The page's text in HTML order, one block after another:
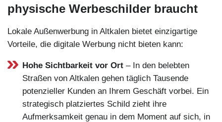
physische Werbeschilder braucht
Lokale Außenwerbung in Altkalen bietet einzigartige
Vorteile, die digitale Werbung nicht bieten kann:
Hohe Sichtbarkeit vor Ort – In den belebten
Straßen von Altkalen gehen täglich Tausende
potenzieller Kunden an Ihrem Geschäft vorbei. Ein
strategisch platziertes Schild zieht ihre
Aufmerksamkeit genau in dem Moment auf sich, in